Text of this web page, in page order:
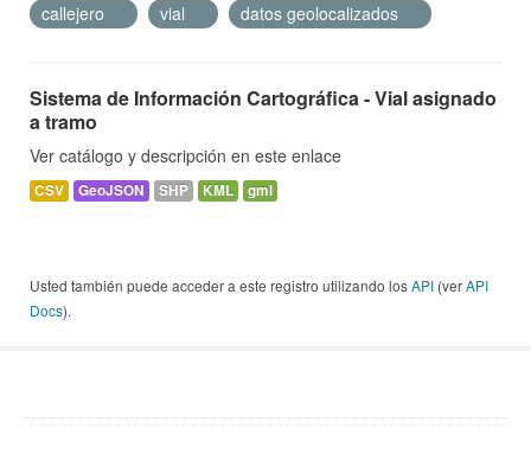
callejero
vial datos geolocalizados
Sistema de Información Cartográfica - Vial asignado
a tramo
Ver catálogo y descripción en este enlace
CSV GeoJSON SHP KML gml
Usted también puede acceder a este registro utilizando losAPI (verAPI
Docs).